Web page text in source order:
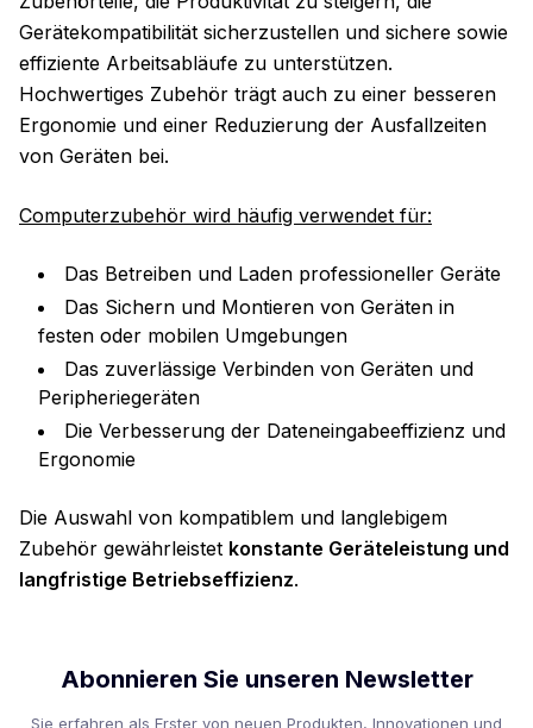
Gerätekompatibilität sicherzustellen und sichere sowie
effiziente Arbeitsabläufe zu unterstützen.
Hochwertiges Zubehör trägt auch zu einer besseren
Ergonomie und einer Reduzierung der Ausfallzeiten
von Geräten bei.
Computerzubehör wird häufig verwendet für:
Das Betreiben und Laden professioneller Geräte
Das Sichern und Montieren von Geräten in
festen oder mobilen Umgebungen
Das zuverlässige Verbinden von Geräten und
Peripheriegeräten
Die Verbesserung der Dateneingabeeffizienz und
Ergonomie
Die Auswahl von kompatiblem und langlebigem
Zubehör gewährleistet konstante Geräteleistung und
langfristige Betriebseffizienz.
Abonnieren Sie unseren Newsletter
Sie erfahren als Erster von neuen Produkten, Innovationen und